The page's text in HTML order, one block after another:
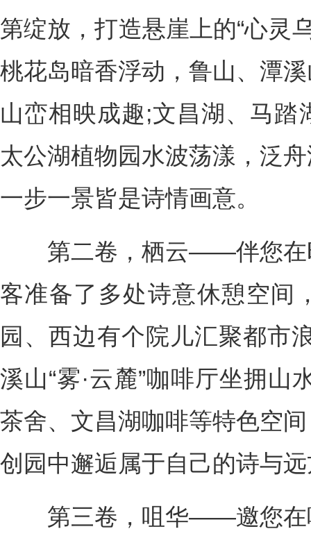
第绽放，打造悬崖上的“心灵
桃花岛暗香浮动，鲁山、潭
山峦相映成趣;文昌湖、马踏
太公湖植物园水波荡漾，泛
一步一景皆是诗情画意。
第二卷，栖云——伴您在
客准备了多处诗意休憩空间
园、西边有个院儿汇聚都市
溪山“雾·云麓”咖啡厅坐拥
茶舍、文昌湖咖啡等特色空
创园中邂逅属于自己的诗与
第三卷，咀华——邀您在